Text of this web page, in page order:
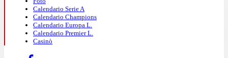
Calendario Serie A
Calendario Champions
Calendario Europa L.
Calendario Premier L.
Casinò